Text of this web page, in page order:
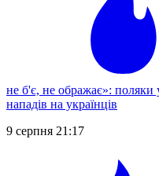
не б'є, не ображає»: поляки
нападів на українців
9 серпня 21:17